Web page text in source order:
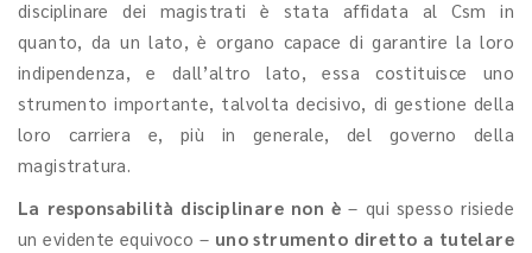
disciplinare dei magistrati è stata affidata al Csm in
quanto, da un lato, è organo capace di garantire la loro
indipendenza, e dall’altro lato, essa costituisce uno
strumento importante, talvolta decisivo, di gestione della
loro carriera e, più in generale, del governo della
magistratura.
La responsabilità disciplinare non è – qui spesso risiede
un evidente equivoco – uno strumento diretto a tutelare